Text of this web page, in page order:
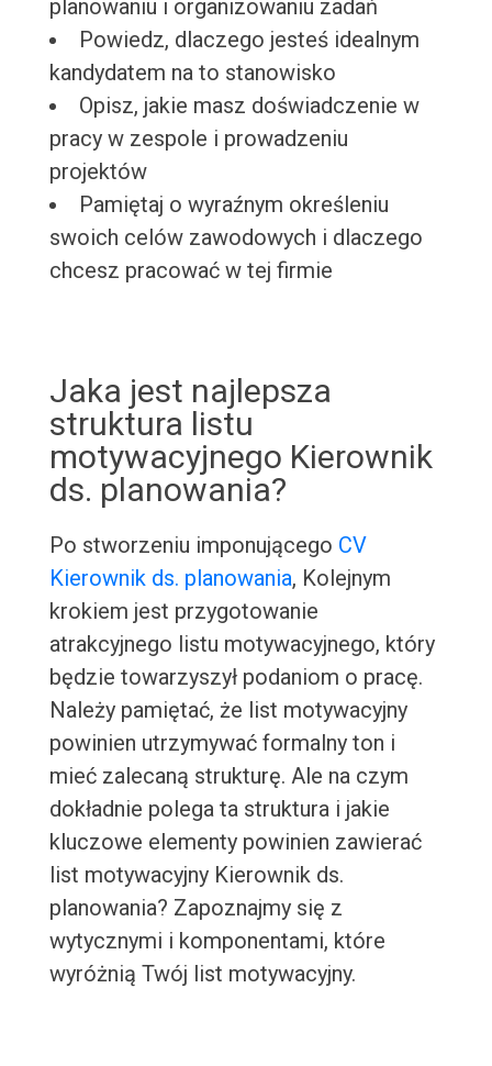
planowaniu i organizowaniu zadań
Powiedz, dlaczego jesteś idealnym
kandydatem na to stanowisko
Opisz, jakie masz doświadczenie w
pracy w zespole i prowadzeniu
projektów
Pamiętaj o wyraźnym określeniu
swoich celów zawodowych i dlaczego
chcesz pracować w tej firmie
Jaka jest najlepsza
struktura listu
motywacyjnego Kierownik
ds. planowania?
Po stworzeniu imponującego CV
Kierownik ds. planowania, Kolejnym
krokiem jest przygotowanie
atrakcyjnego listu motywacyjnego, który
będzie towarzyszył podaniom o pracę.
Należy pamiętać, że list motywacyjny
powinien utrzymywać formalny ton i
mieć zalecaną strukturę. Ale na czym
dokładnie polega ta struktura i jakie
kluczowe elementy powinien zawierać
list motywacyjny Kierownik ds.
planowania? Zapoznajmy się z
wytycznymi i komponentami, które
wyróżnią Twój list motywacyjny.